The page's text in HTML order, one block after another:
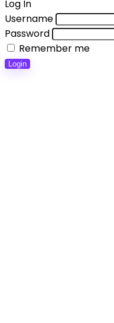
Log In
Username
Password
Remember me
Login